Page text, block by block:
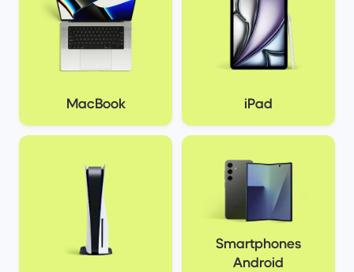
MacBook iPad
Smartphones
Android